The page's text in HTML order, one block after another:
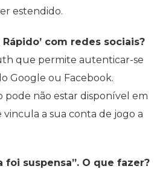
estendido.
com redes sociais?
que permite autenticar-se
Google ou Facebook.
pode não estar disponível em
vincula a sua conta de jogo a
foi suspensa”. O que fazer?